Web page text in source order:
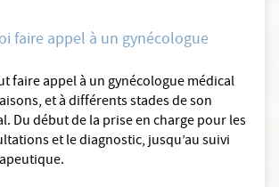
faire appel à un gynécologue
faire appel à un gynécologue médical
et à différents stades de son
Du début de la prise en charge pour les
et le diagnostic, jusqu’au suivi